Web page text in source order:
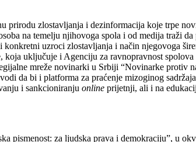
zlostavljanja i dezinformacija koje trpe
na temelju njihovoga spola i od medija traži
uzroci zlostavljanja i način njegovoga
uključuje i Agenciju za ravnopravnost
mreže novinarki u Srbiji “Novinarke protiv
da bi i platforma za praćenje mizoginog
i sankcioniranju online prijetnji, ali i na
pismenost: za ljudska prava i demokraciju”, u